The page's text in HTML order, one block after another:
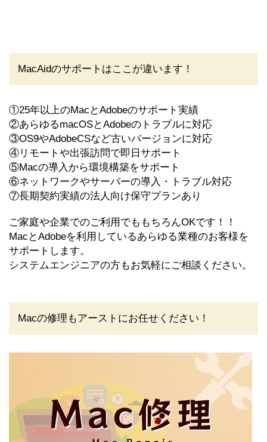
MacAidのサポートはここが違います！
①25年以上のMacとAdobeのサポート実績
②あらゆるmacOSとAdobeのトラブルに対応
③OS9やAdobeCSなど古いバージョンに対応
④リモートや出張訪問で即日サポート
⑤Macの導入から環境構築をサポート
⑥ネットワークやサーバーの導入・トラブル対応
⑦長期契約実績の法人向け保守プランあり
ご家庭や企業でのご利用でももちろんOKです！！
MacとAdobeを利用しているあらゆる業種のお客様を
サポートします。
システムエンジニアの方もお気軽にご相談ください。
Macの修理もアーストにお任せください！